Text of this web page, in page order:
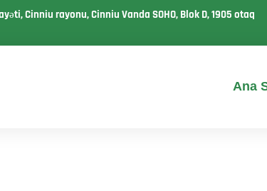
Cinniu rayonu, Cinniu Vanda SOHO, Blok D, 1905 otaq
Ana